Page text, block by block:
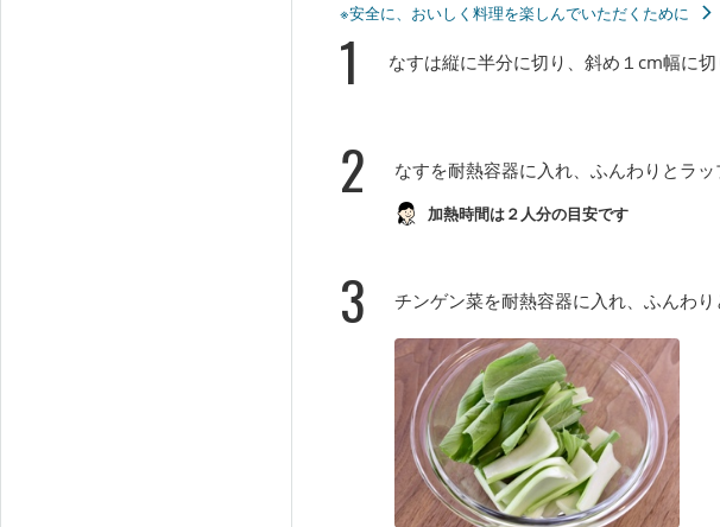
※安全に、おいしく料理を楽しんでいただくために
1 なすは縦に半分に切り、斜め１cm幅に
2 なすを耐熱容器に入れ、ふんわりとラ
加熱時間は２人分の目安です
3 チンゲン菜を耐熱容器に入れ、ふんわ